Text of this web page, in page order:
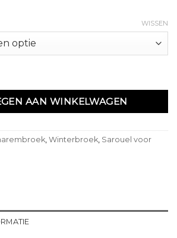
WISSEN
gris anthracite aantal
AAN WINKELWAGEN
, Winterbroek, Sarouel voor